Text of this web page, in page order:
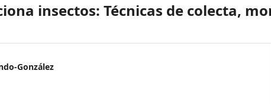
insectos: Técnicas de colecta,
González